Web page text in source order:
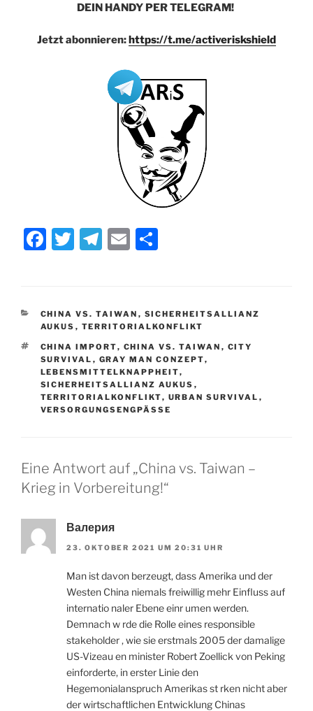
DEIN HANDY PER TELEGRAM!
Jetzt abonnieren:https://t.me/activeriskshield
F
e
b
o
o
k
T
er
T
gr
a
m
E
l
n
KATEGORIEN
CHINA VS. TAIWAN , SICHERHEITSALLIANZ
AUKUS , TERRITORIALKONFLIKT
SCHLAGWÖRTER
CHINA IMPORT, CHINA VS. TAIWAN , CITY
SURVIVAL , GRAY MAN CONZEPT,
LEBENSMITTELKNAPPHEIT,
SICHERHEITSALLIANZ AUKUS ,
TERRITORIALKONFLIKT, URBAN SURVIVAL ,
VERSORGUNGSENGPÄSSE
Eine Antwort auf „China vs. Taiwan –
Krieg in Vorbereitung!“
Валерия
23. OKTOBER 2021 UM 20:31 UHR
Man ist davon berzeugt, dass Amerika und der
Westen China niemals freiwillig mehr Einfluss auf
internatio naler Ebene einr umen werden.
Demnach w rde die Rolle eines responsible
stakeholder , wie sie erstmals 2005 der damalige
US-Vizeau en minister Robert Zoellick von Peking
einforderte, in erster Linie den
Hegemonialanspruch Amerikas st rken nicht aber
der wirtschaftlichen Entwicklung Chinas